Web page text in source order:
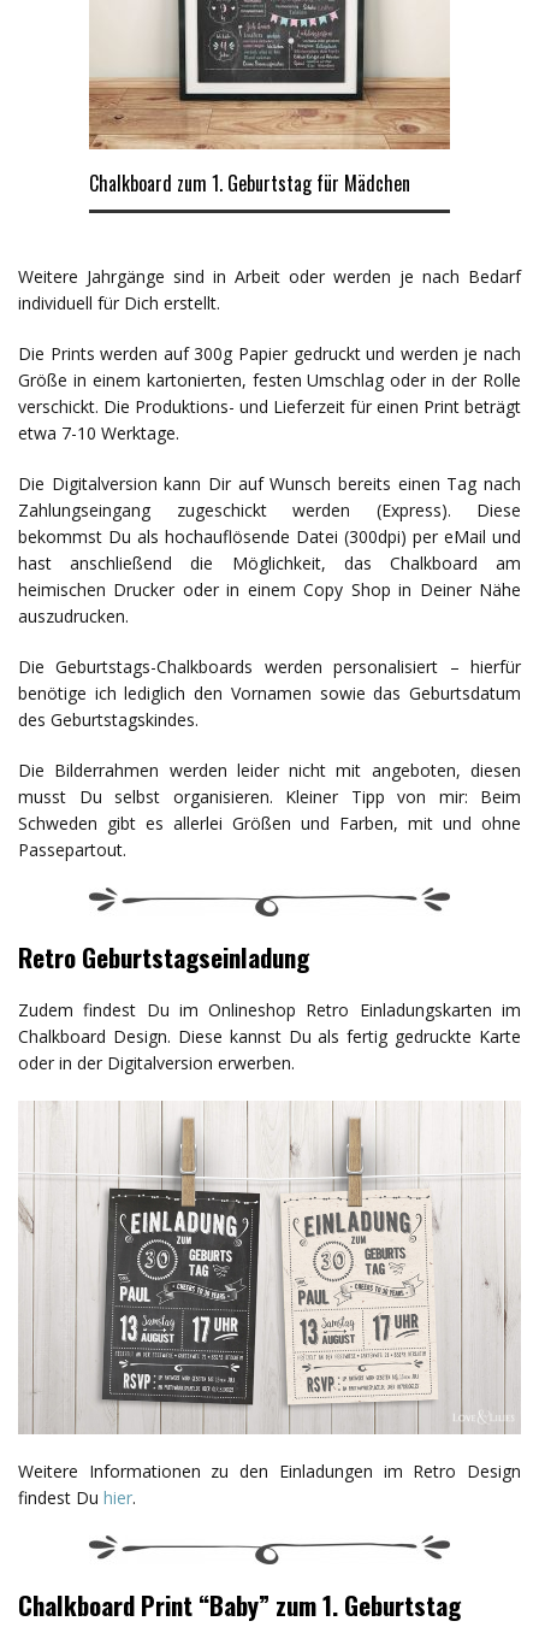
Chalkboard zum 1. Geburtstag für Mädchen
Weitere Jahrgänge sind in Arbeit oder werden je nach Bedarf
individuell für Dich erstellt.
Die Prints werden auf 300g Papier gedruckt und werden je nach
Größe in einem kartonierten, festen Umschlag oder in der Rolle
verschickt. Die Produktions- und Lieferzeit für einen Print beträgt
etwa 7-10 Werktage.
Die Digitalversion kann Dir auf Wunsch bereits einen Tag nach
Zahlungseingang zugeschickt werden (Express). Diese
bekommst Du als hochauflösende Datei (300dpi) per eMail und
hast anschließend die Möglichkeit, das Chalkboard am
heimischen Drucker oder in einem Copy Shop in Deiner Nähe
auszudrucken.
Die Geburtstags-Chalkboards werden personalisiert – hierfür
benötige ich lediglich den Vornamen sowie das Geburtsdatum
des Geburtstagskindes.
Die Bilderrahmen werden leider nicht mit angeboten, diesen
musst Du selbst organisieren. Kleiner Tipp von mir: Beim
Schweden gibt es allerlei Größen und Farben, mit und ohne
Passepartout.
Retro Geburtstagseinladung
Zudem findest Du im Onlineshop Retro Einladungskarten im
Chalkboard Design. Diese kannst Du als fertig gedruckte Karte
oder in der Digitalversion erwerben.
Weitere Informationen zu den Einladungen im Retro Design
findest Du hier.
Chalkboard Print “Baby” zum 1. Geburtstag